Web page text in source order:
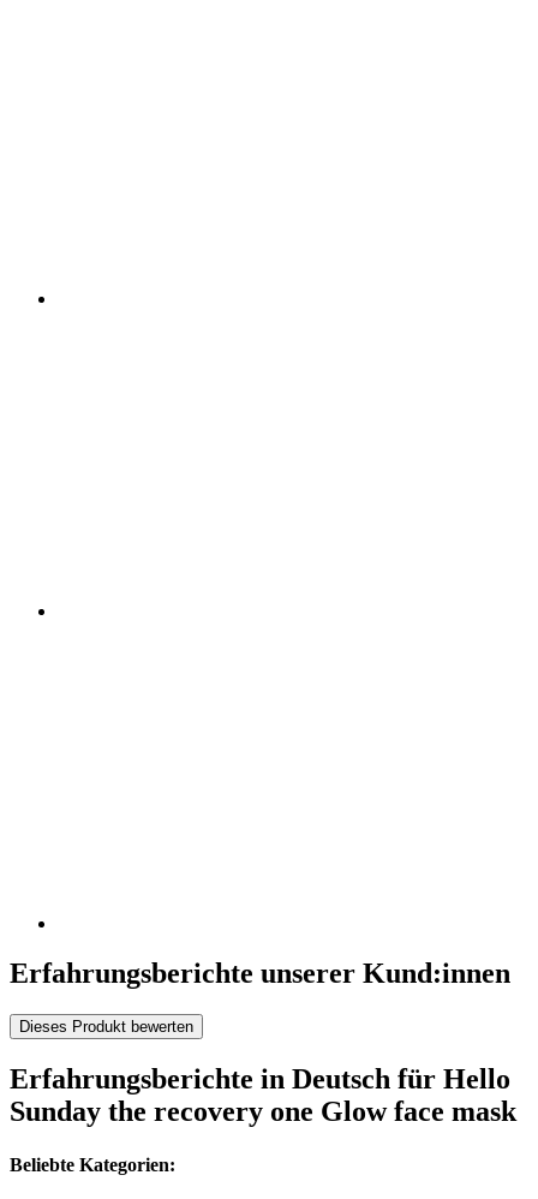
Erfahrungsberichte unserer Kund:innen
Dieses Produkt bewerten
Erfahrungsberichte in Deutsch für Hello
Sunday the recovery one Glow face mask
Beliebte Kategorien: